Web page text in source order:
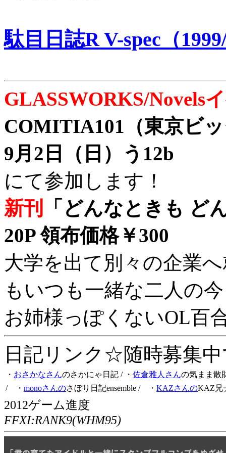
駄目日誌R V-spec（
GLASSWORKS/Novels
COMITIA101（東京ビ
9月2日（日）う12b
にて参加します！
新刊
「どんなときも ど
20P 領布価格￥300
大学を出て別々の企業
もいつも一緒な二人の
お姉様っぽくないOL百
日記リンク☆随時募集
・ おさかなさんのさかにゃ日記 / ・ 佐倉雅人さんの気まま散
/ ・ monoさんのさぼり日記ensemble / ・ KAZさんのKAZ兄
2012ゲーム進度
FFXI:RANK9(WHM95)